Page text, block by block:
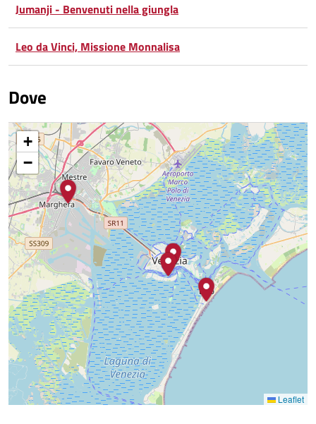
Jumanji - Benvenuti nella giungla
Leo da Vinci, Missione Monnalisa
Dove
+
−
Leaflet